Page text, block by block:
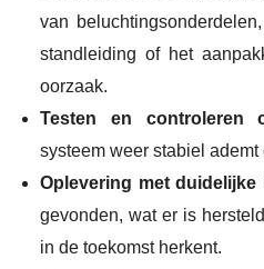
van
standleiding of het
oorzaak.
Testen en controleren
systeem weer stabiel ademt
Oplevering met duidelijke
gevonden, wat er is
in de toekomst herkent.